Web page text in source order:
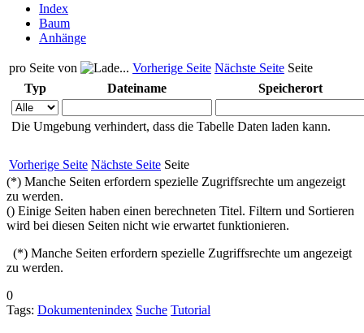
Index
Baum
Anhänge
pro Seite von Vorherige Seite Nächste Seite Seite
Typ
Dateiname Speicherort
Die Umgebung verhindert, dass die Tabelle Daten laden kann.
Vorherige Seite Nächste Seite Seite
(*) Manche Seiten erfordern spezielle Zugriffsrechte um angezeigt
zu werden.
() Einige Seiten haben einen berechneten Titel. Filtern und Sortieren
wird bei diesen Seiten nicht wie erwartet funktionieren.
(*) Manche Seiten erfordern spezielle Zugriffsrechte um angezeigt
zu werden.
0
Tags: Dokumentenindex Suche Tutorial